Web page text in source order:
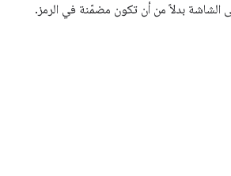
بدلاً من أن تكون مضمّنة في الرمز.